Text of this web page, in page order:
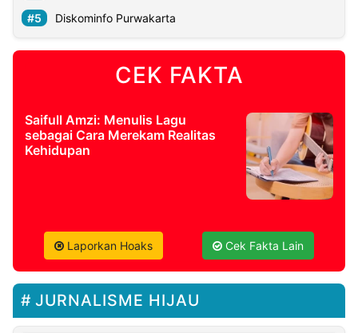
Diskominfo Purwakarta
CEK FAKTA
Saifull Amzi: Menulis Lagu
sebagai Cara Merekam Realitas
Kehidupan
Laporkan Hoaks Cek Fakta Lain
JURNALISME HIJAU